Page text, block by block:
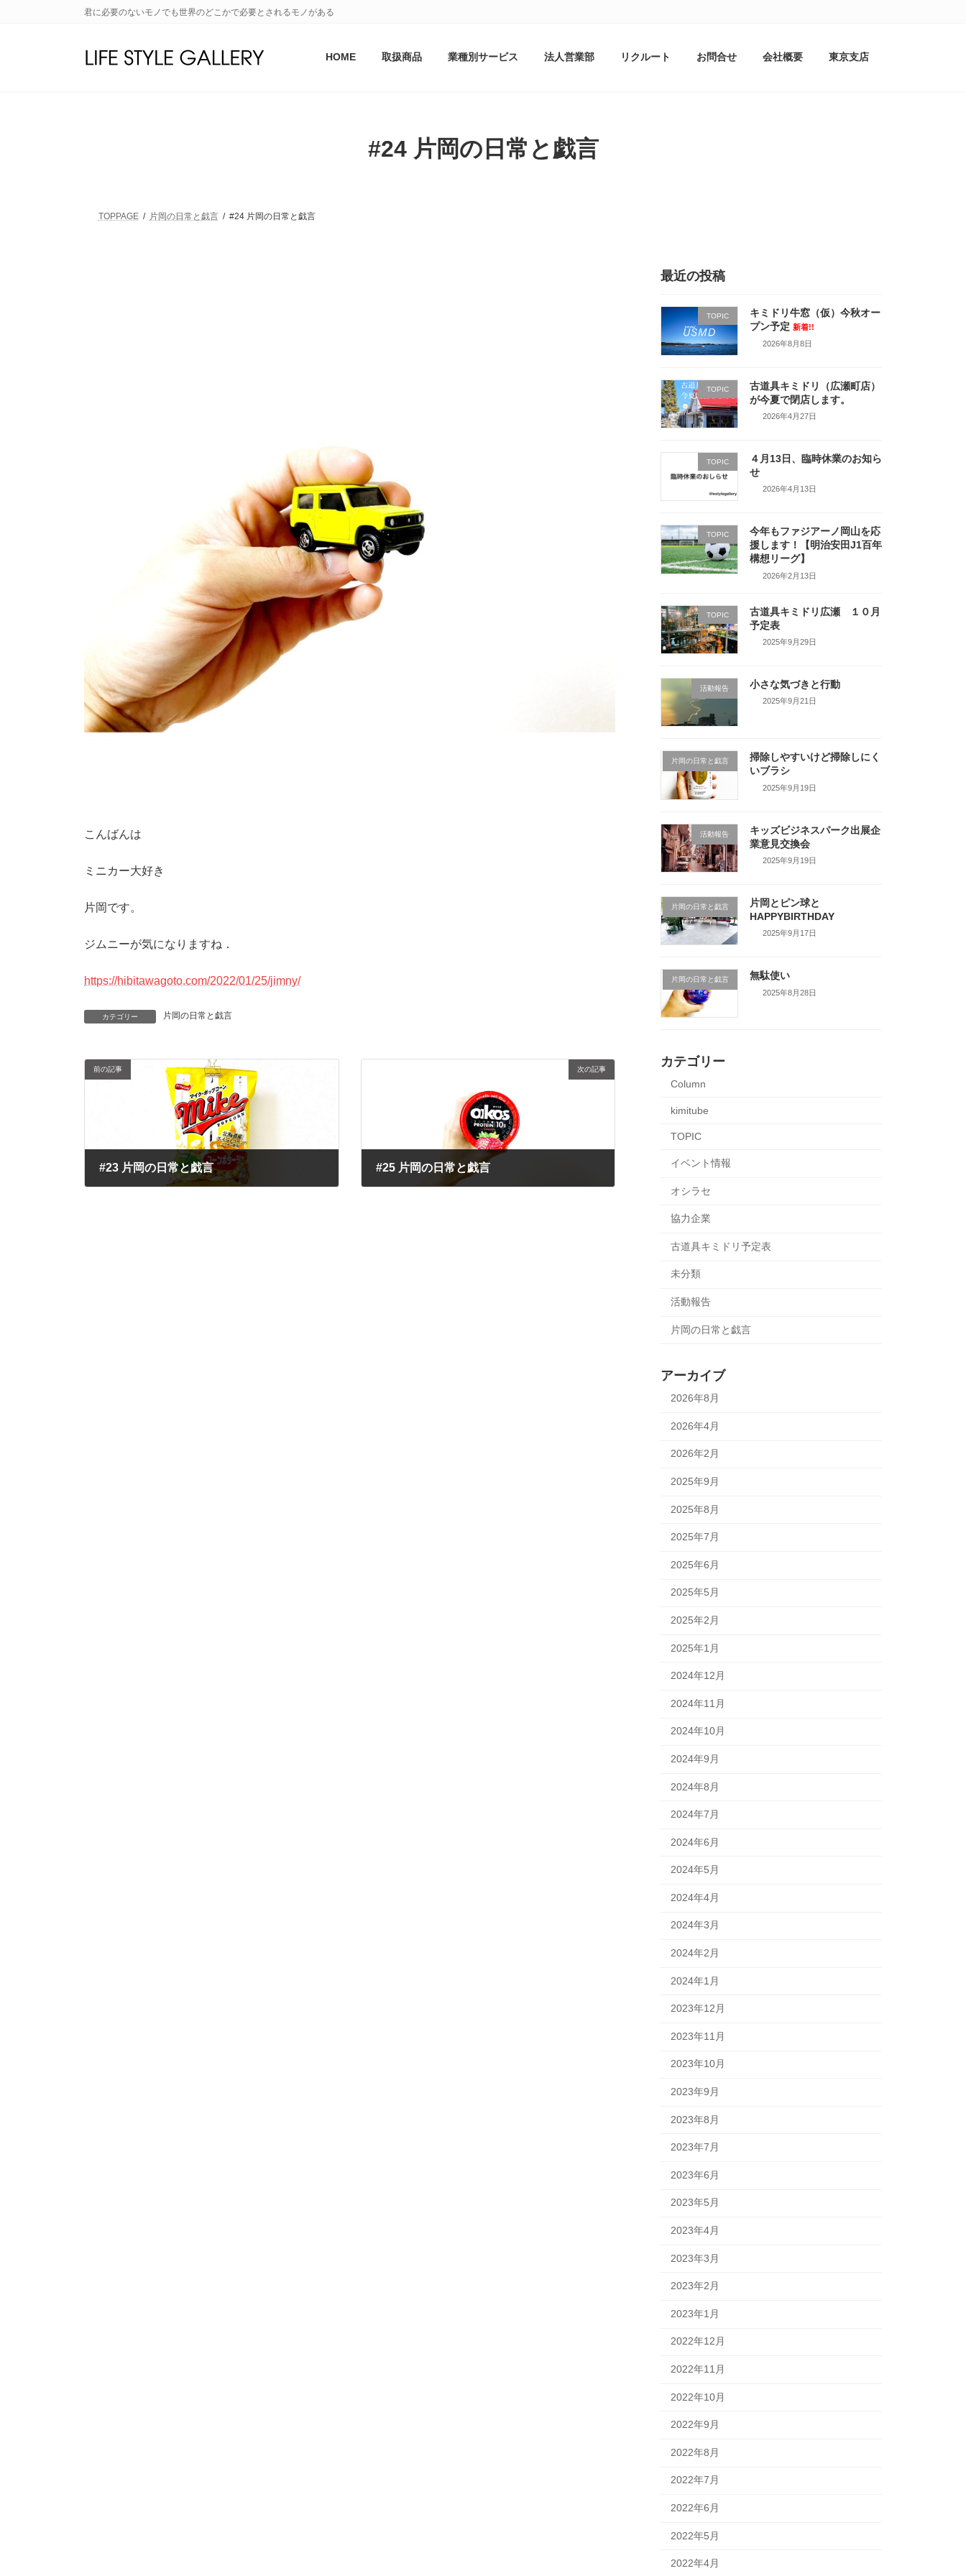
君に必要のないモノでも世界のどこかで必要とされるモノがある
HOME 取扱商品 業種別サービス 法人営業部 リクルート お問合せ 会社概要 東京支店
#24 片岡の日常と戯言
TOPPAGE 片岡の日常と戯言 #24 片岡の日常と戯言
こんばんは
ミニカー大好き
片岡です。
ジムニーが気になりますね．
https://hibitawagoto.com/2022/01/25/jimny/
カテゴリー 片岡の日常と戯言
前の記事
#23 片岡の日常と戯言
次の記事
#25 片岡の日常と戯言
最近の投稿
TOPIC
キミドリ牛窓（仮）今秋オー
プン予定 新着!!
2026年8月8日
TOPIC
古道具キミドリ（広瀬町店）
が今夏で閉店します。
2026年4月27日
TOPIC
４月13日、臨時休業のお知ら
せ
2026年4月13日
TOPIC
今年もファジアーノ岡山を応
援します！【明治安田J1百年
構想リーグ】
2026年2月13日
TOPIC
古道具キミドリ広瀬 １０月
予定表
2025年9月29日
活動報告 小さな気づきと行動
2025年9月21日
片岡の日常と戯言
掃除しやすいけど掃除しにく
いブラシ
2025年9月19日
活動報告
キッズビジネスパーク出展企
業意見交換会
2025年9月19日
片岡の日常と戯言
片岡とピン球と
HAPPYBIRTHDAY
2025年9月17日
片岡の日常と戯言 無駄使い
2025年8月28日
カテゴリー
Column
kimitube
TOPIC
イベント情報
オシラセ
協力企業
古道具キミドリ予定表
未分類
活動報告
片岡の日常と戯言
アーカイブ
2026年8月
2026年4月
2026年2月
2025年9月
2025年8月
2025年7月
2025年6月
2025年5月
2025年2月
2025年1月
2024年12月
2024年11月
2024年10月
2024年9月
2024年8月
2024年7月
2024年6月
2024年5月
2024年4月
2024年3月
2024年2月
2024年1月
2023年12月
2023年11月
2023年10月
2023年9月
2023年8月
2023年7月
2023年6月
2023年5月
2023年4月
2023年3月
2023年2月
2023年1月
2022年12月
2022年11月
2022年10月
2022年9月
2022年8月
2022年7月
2022年6月
2022年5月
2022年4月